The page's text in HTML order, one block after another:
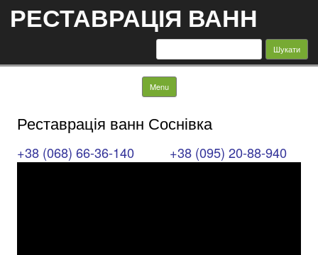
РЕСТАВРАЦІЯ ВАНН
Пошук:
Menu Skip to content
Реставрація ванн Соснівка
+38 (068) 66-36-140 +38 (095) 20-88-940